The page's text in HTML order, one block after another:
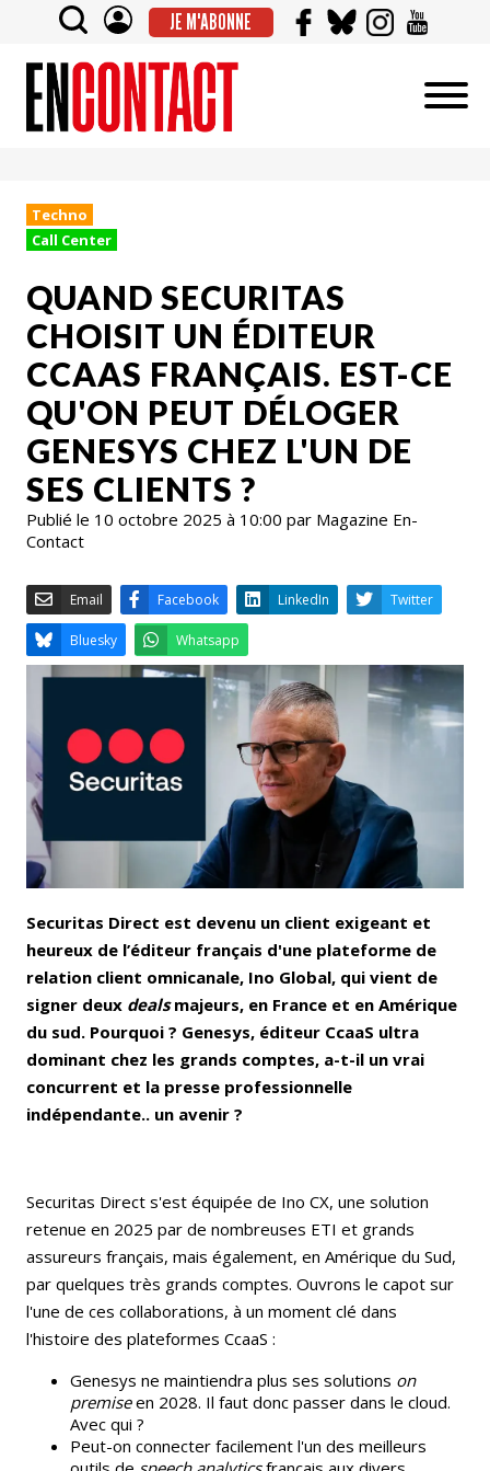
JE M'ABONNE
Techno
Call Center
QUAND SECURITAS
CHOISIT UN ÉDITEUR
CCAAS FRANÇAIS. EST-CE
QU'ON PEUT DÉLOGER
GENESYS CHEZ L'UN DE
SES CLIENTS ?
Publié le 10 octobre 2025 à 10:00 par Magazine En-
Contact
Email Facebook
Bluesky Whatsapp
Securitas Direct est devenu un client exigeant et
heureux de l’éditeur français d'une plateforme de
relation client omnicanale, Ino Global, qui vient de
signer deux dealsmajeurs, en France et en Amérique
du sud. Pourquoi ? Genesys, éditeur CcaaS ultra
dominant chez les grands comptes, a-t-il un vrai
concurrent et la presse professionnelle
indépendante.. un avenir ?
Securitas Direct s'est équipée de Ino CX, une solution
retenue en 2025 par de nombreuses ETI et grands
assureurs français, mais également, en Amérique du Sud,
par quelques très grands comptes. Ouvrons le capot sur
l'une de ces collaborations, à un moment clé dans
l'histoire des plateformes CcaaS :
Genesys ne maintiendra plus ses solutions on
premiseen 2028. Il faut donc passer dans le cloud.
Avec qui ?
Peut-on connecter facilement l'un des meilleurs